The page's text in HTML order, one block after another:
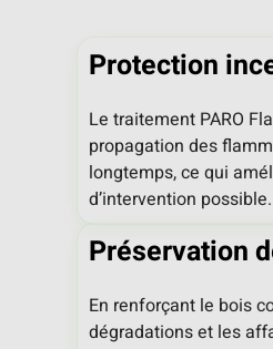
Protection
Le traitement PARO
propagation des
longtemps, ce qui
d’intervention possible.
Préservation
En renforçant le bois
dégradations et les